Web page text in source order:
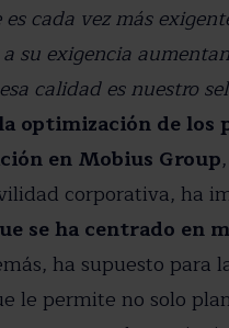
es cada vez más
su exigencia
calidad es nuestro
optimización de los
en Mobius Group
corporativa, ha
se ha centrado en
ha supuesto para
le permite no solo